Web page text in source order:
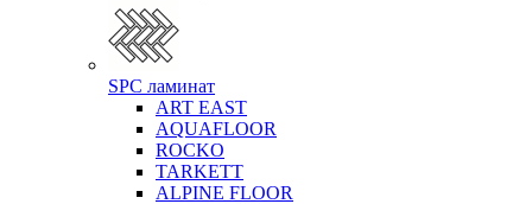
SPC ламинат
ART EAST
AQUAFLOOR
ROCKO
TARKETT
ALPINE FLOOR